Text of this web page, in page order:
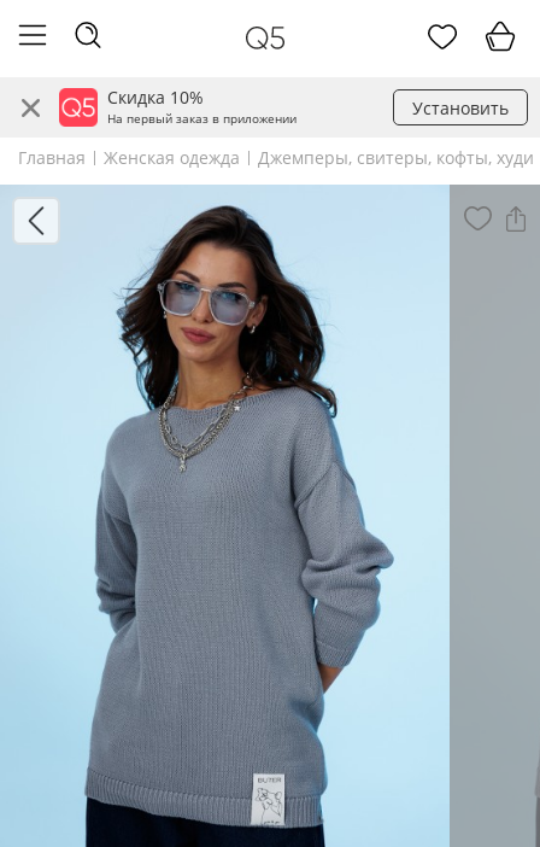
Скидка 10%
На первый заказ в приложении Установить
Главная Женская одежда Джемперы, свитеры, кофты, худи